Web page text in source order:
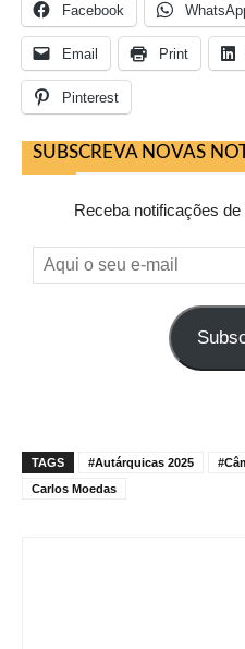
Facebook
Email Print
Pinterest
SUBSCREVA NOVAS
Receba notificações
Aqui
o
TAGS #Autárquicas 2025
Carlos Moedas